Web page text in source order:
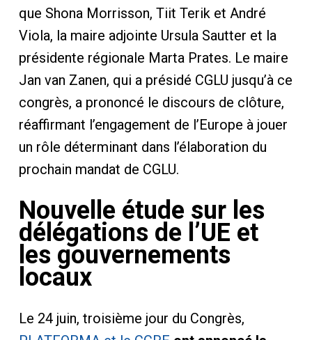
que Shona Morrisson, Tiit Terik et André
Viola, la maire adjointe Ursula Sautter et la
présidente régionale Marta Prates. Le maire
Jan van Zanen, qui a présidé CGLU jusqu’à ce
congrès, a prononcé le discours de clôture,
réaffirmant l’engagement de l’Europe à jouer
un rôle déterminant dans l’élaboration du
prochain mandat de CGLU.
Nouvelle étude sur les
délégations de l’UE et
les gouvernements
locaux
Le 24 juin, troisième jour du Congrès,